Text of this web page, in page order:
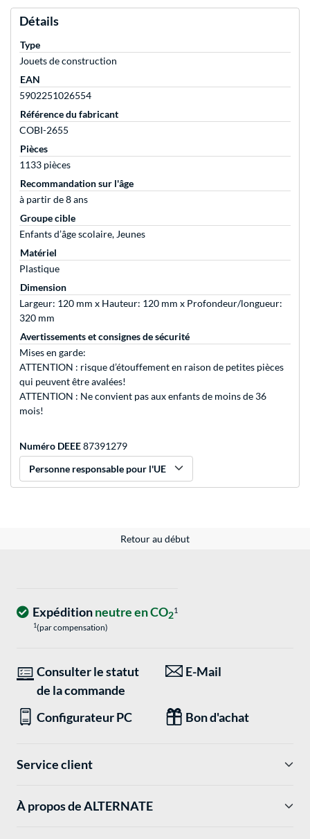
Détails
Type
Jouets de construction
EAN
5902251026554
Référence du fabricant
COBI-2655
Pièces
1133 pièces
Recommandation sur l'âge
à partir de 8 ans
Groupe cible
Enfants d’âge scolaire, Jeunes
Matériel
Plastique
Dimension
Largeur: 120 mm x Hauteur: 120 mm x Profondeur/longueur:
320 mm
Avertissements et consignes de sécurité
Mises en garde:
ATTENTION : risque d’étouffement en raison de petites pièces
qui peuvent être avalées!
ATTENTION : Ne convient pas aux enfants de moins de 36
mois!
Numéro DEEE87391279
Personne responsable pour l'UE
Retour au début
Expéditionneutre en CO21
1(par compensation)
Consulter le statut
de la commande
E-Mail
Configurateur PC Bon d'achat
Service client
À propos de ALTERNATE